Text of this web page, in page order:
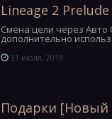
Lineage 2
Смена цели через Авто
дополнительно
31 июля, 2019
Подарки [Новый